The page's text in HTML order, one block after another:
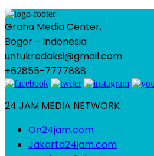
Graha Media Center,
Bogor - Indonesia
untukredaksi@gmail.com
+62855-7777888
24 JAM MEDIA NETWORK
On24jam.com
Jakarta24jam.com